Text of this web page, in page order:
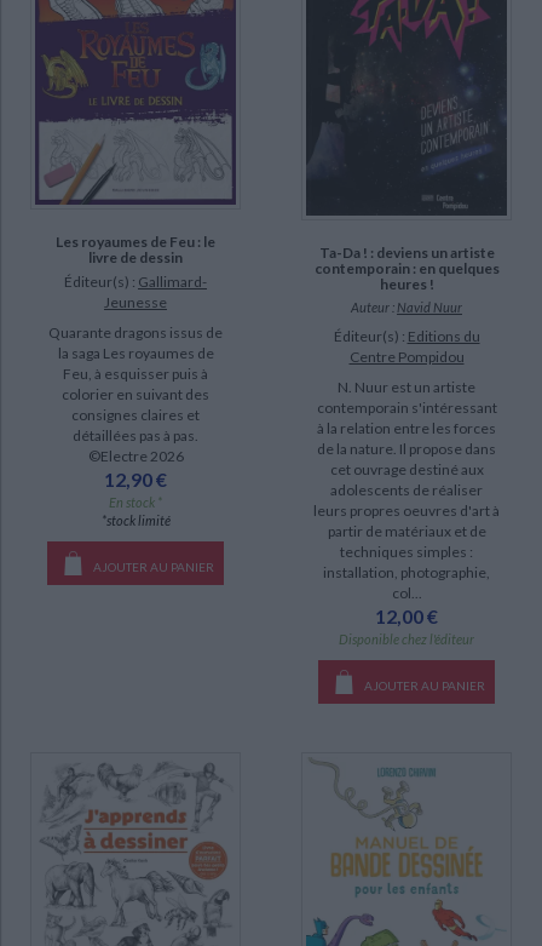
Les royaumes de Feu : le
livre de dessin
Éditeur(s) : Gallimard-
Jeunesse
Quarante dragons issus de
la saga Les royaumes de
Feu, à esquisser puis à
colorier en suivant des
consignes claires et
détaillées pas à pas.
©Electre 2026
12,90 €
En stock *
*stock limité
AJOUTER AU PANIER
Ta-Da ! : deviens un artiste
contemporain : en quelques
heures !
Auteur : Navid Nuur
Éditeur(s) : Editions du
Centre Pompidou
N. Nuur est un artiste
contemporain s'intéressant
à la relation entre les forces
de la nature. Il propose dans
cet ouvrage destiné aux
adolescents de réaliser
leurs propres oeuvres d'art à
partir de matériaux et de
techniques simples :
installation, photographie,
col...
12,00 €
Disponible chez l'éditeur
AJOUTER AU PANIER